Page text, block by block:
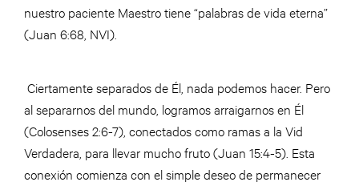
nuestro paciente Maestro tiene “palabras de vida eterna”
(Juan 6:68, NVI).
Ciertamente separados de Él, nada podemos hacer. Pero
al separarnos del mundo, logramos arraigarnos en Él
(Colosenses 2:6-7), conectados como ramas a la Vid
Verdadera, para llevar mucho fruto (Juan 15:4-5). Esta
conexión comienza con el simple deseo de permanecer